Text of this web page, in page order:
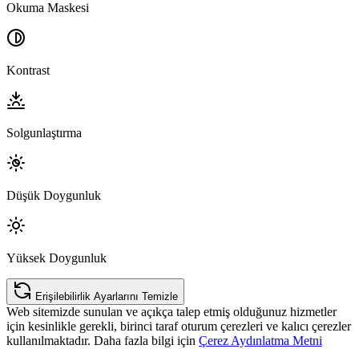
Okuma Maskesi
Kontrast
Solgunlaştırma
Düşük Doygunluk
Yüksek Doygunluk
Erişilebilirlik Ayarlarını Temizle
Web sitemizde sunulan ve açıkça talep etmiş olduğunuz hizmetler
için kesinlikle gerekli, birinci taraf oturum çerezleri ve kalıcı çerezler
kullanılmaktadır. Daha fazla bilgi için Çerez Aydınlatma Metni